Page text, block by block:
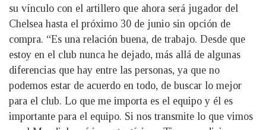
su vínculo con el artillero que ahora será jugador del
Chelsea hasta el próximo 30 de junio sin opción de
compra. “Es una relación buena, de trabajo. Desde que
estoy en el club nunca he dejado, más allá de algunas
diferencias que hay entre las personas, ya que no
podemos estar de acuerdo en todo, de buscar lo mejor
para el club. Lo que me importa es el equipo y él es
importante para el equipo. Si nos transmite lo que vimos